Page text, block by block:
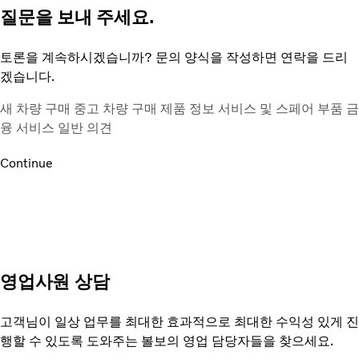
질문을 보내 주세요.
토론을 계속하시겠습니까? 문의 양식을 작성하면 연락을 드리
겠습니다.
새 차량 구매 중고 차량 구매 제품 정보 서비스 및 스페어 부품 금
융 서비스 일반 의견
Continue
영업사원 상담
고객님이 일상 업무를 최대한 효과적으로 최대한 수익성 있게 진
행할 수 있도록 도와주는 볼보의 영업 담당자들을 찾으세요.